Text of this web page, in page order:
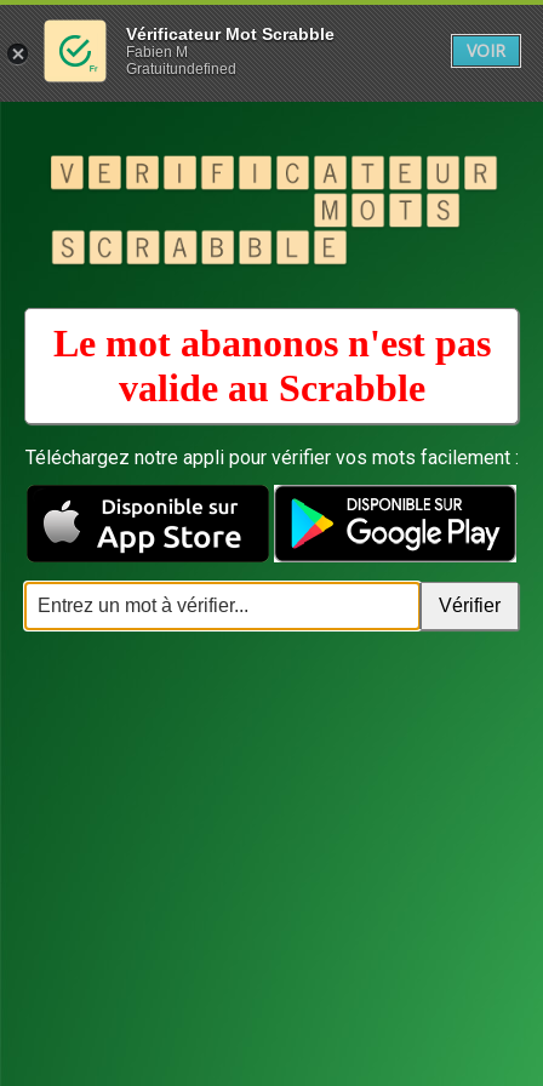
Le mot abanonos n'est pas
valide au Scrabble
Téléchargez notre appli pour vérifier vos mots facilement :
Vérificateur Mot Scrabble
Fabien M
Gratuitundefined
VOIR